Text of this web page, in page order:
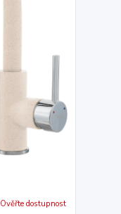
Ověřte dostupnost